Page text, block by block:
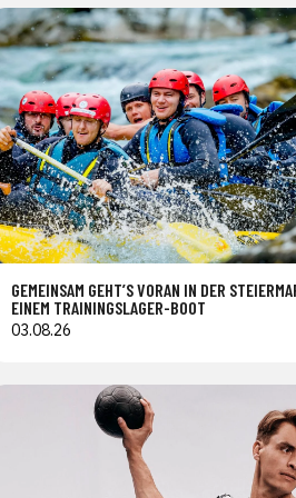
GEMEINSAM GEHT’S VORAN IN DER
EINEM TRAININGSLAGER-BOOT
03.08.26